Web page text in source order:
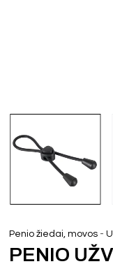
Penio žiedai, movos -
PENIO